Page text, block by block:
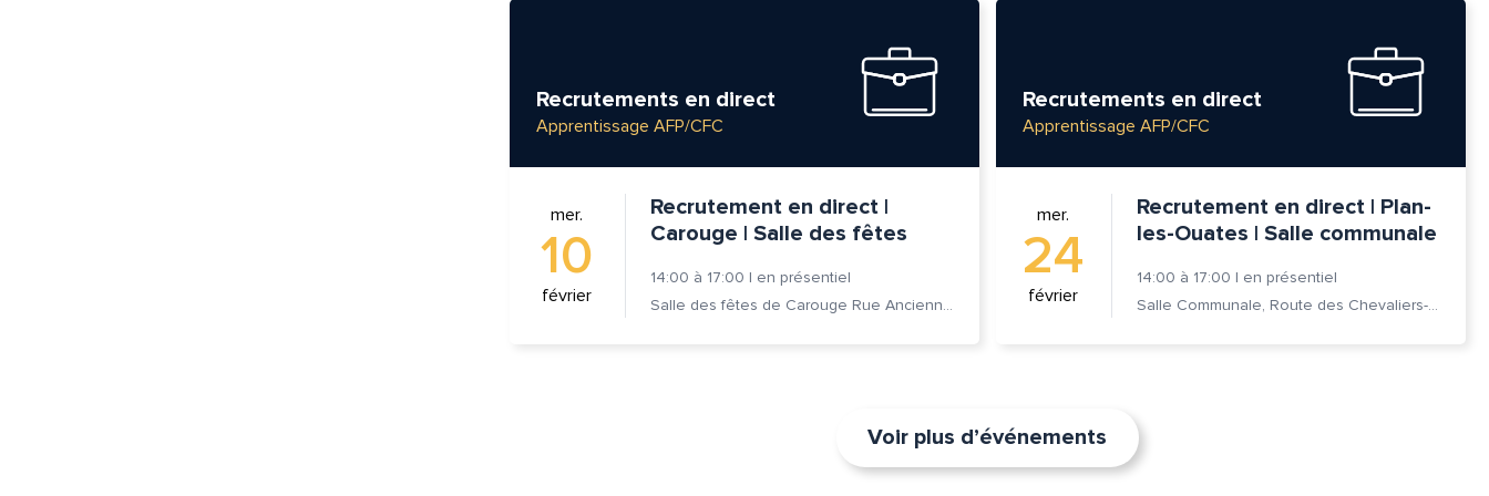
Recrutements en direct
Apprentissage AFP/CFC
mer.
10
février
Recrutement en direct |
Carouge | Salle des fêtes
14:00 à 17:00 | en présentiel
Salle des fêtes de Carouge Rue Ancienne 37, 1227 Carouge
Recrutements en direct
Apprentissage AFP/CFC
mer.
24
février
Recrutement en direct | Plan-
les-Ouates | Salle communale
14:00 à 17:00 | en présentiel
Salle Communale, Route des Chevaliers-de-Malte 7, 1228 Plan-les-Ouates
Voir plus d’événements